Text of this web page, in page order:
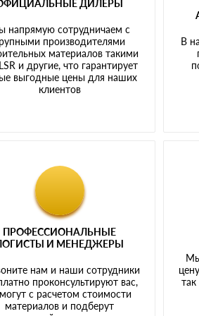
ДИЛЕРЫ
напрямую сотрудничаем с
производителями
материалов такими
и другие, что гарантирует
выгодные цены для наших
клиентов
В
ПРОФЕССИОНАЛЬНЫЕ
И МЕНЕДЖЕРЫ
нам и наши сотрудники
проконсультируют вас,
с расчетом стоимости
материалов и подберут